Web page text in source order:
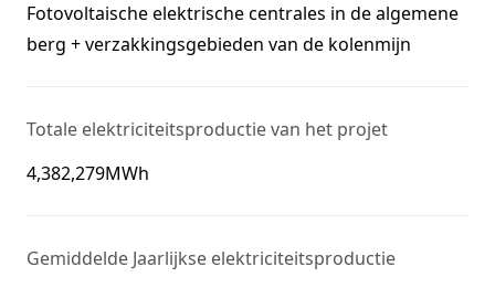
Fotovoltaische elektrische centrales in de algemene
berg + verzakkingsgebieden van de kolenmijn
Totale elektriciteitsproductie van het projet
4,382,279MWh
Gemiddelde Jaarlijkse elektriciteitsproductie